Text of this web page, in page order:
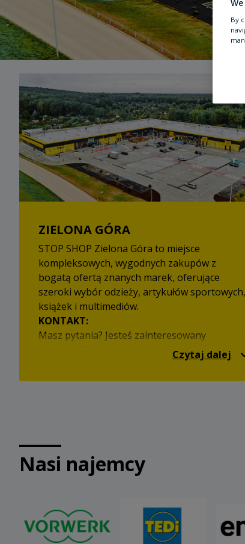
ZIELONA GÓRA
STOP SHOP Zielona Góra to miejsce
kompleksowych, wygodnych zakupów z
bogatą ofertą znanych marek, oferujące
szeroki wybór odzieży, artykułów sportowych,
książek i multimediów.
KONTAKT:
Masz pytania? Jesteś zainteresowany
najmem? Zapraszamy do kontaktu!
Tomasz Pobratyn, tel. +48 609 757 778,
e-mail:t.pobratyn@cpipg.com
Czytaj dalej
Nasi najemcy
By